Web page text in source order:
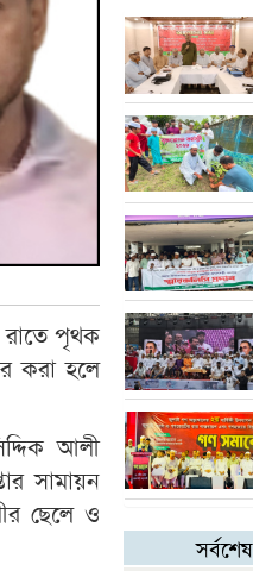
রাতে পৃথক
করা হলে
আলী
সামায়ন
ছেলে ও
সর্বশেষ